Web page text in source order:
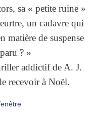
sa « petite ruine »
un cadavre qui
matière de suspense
? »
addictif de A. J.
recevoir à Noël.